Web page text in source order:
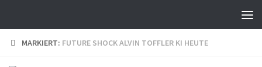
MARKIERT: FUTURE SHOCK ALVIN TOFFLER KI HEUTE